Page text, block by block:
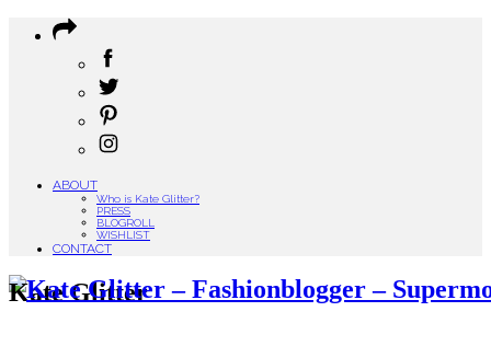
ABOUT
Who is Kate Glitter?
PRESS
BLOGROLL
WISHLIST
CONTACT
Kate Glitter